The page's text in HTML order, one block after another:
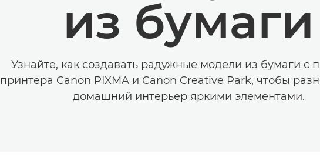
из бумаги
Узнайте, как создавать радужные модели из бумаги с
принтера Canon PIXMA и Canon Creative Park, чтобы
домашний интерьер яркими элементами.